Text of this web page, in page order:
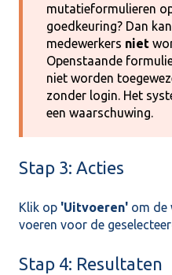
mutatieformulieren
goedkeuring? Dan
medewerkers niet
Openstaande
niet worden
zonder login. Het
een waarschuwing.
Stap 3: Acties
Klik op 'Uitvoeren' om de
voeren voor de
Stap 4: Resultaten